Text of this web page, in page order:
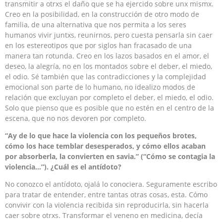
transmitir a otrxs el daño que se ha ejercido sobre unx mismx.
Creo en la posibilidad, en la construcción de otro modo de
familia, de una alternativa que nos permita a los seres
humanos vivir juntxs, reunirnos, pero cuesta pensarla sin caer
en los estereotipos que por siglos han fracasado de una
manera tan rotunda. Creo en los lazos basados en el amor, el
deseo, la alegría, no en los montados sobre el deber, el miedo,
el odio. Sé también que las contradicciones y la complejidad
emocional son parte de lo humano, no idealizo modos de
relación que excluyan por completo el deber, el miedo, el odio.
Solo que pienso que es posible que no estén en el centro de la
escena, que no nos devoren por completo.
“Ay de lo que hace la violencia con los pequeños brotes,
cómo los hace temblar desesperados, y cómo ellos acaban
por absorberla, la convierten en savia.” (“Cómo se contagia la
violencia…”). ¿Cuál es el antídoto?
No conozco el antídoto, ojalá lo conociera. Seguramente escribo
para tratar de entender, entre tantas otras cosas, esta. Cómo
convivir con la violencia recibida sin reproducirla, sin hacerla
caer sobre otrxs. Transformar el veneno en medicina, decía